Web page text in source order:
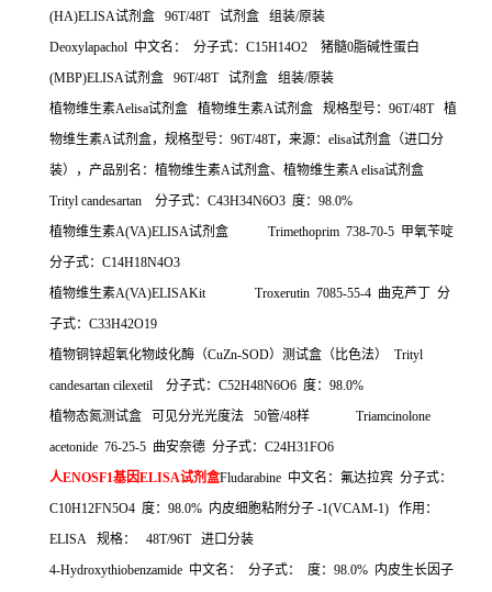
(HA)ELISA试剂盒 96T/48T 试剂盒 组装/原装
Deoxylapachol 中文名： 分子式： C15H14O2 猪髓0脂碱性蛋白
(MBP)ELISA试剂盒 96T/48T 试剂盒 组装/原装
植物维生素Aelisa试剂盒 植物维生素A试剂盒 规格型号： 96T/48T 植
物维生素A试剂盒，规格型号： 96T/48T，来源： elisa试剂盒（进口分
装），产品别名：植物维生素A试剂盒、植物维生素A elisa试剂盒
Trityl candesartan 分子式： C43H34N6O3 度： 98.0%
植物维生素A(VA)ELISA试剂盒 Trimethoprim 738-70-5 甲氧苄啶
分子式： C14H18N4O3
植物维生素A(VA)ELISAKit Troxerutin 7085-55-4 曲克芦丁
分
子式： C33H42O19
植物铜锌超氧化物歧化酶（CuZn-SOD）测试盒（比色法）
Trityl
candesartan cilexetil 分子式： C52H48N6O6 度： 98.0%
植物态氮测试盒
可见分光光度法 50管/48样 Triamcinolone
acetonide 76-25-5 曲安奈德 分子式： C24H31FO6
人ENOSF1基因ELISA试剂盒Fludarabine 中文名：氟达拉宾 分子式：
C10H12FN5O4 度： 98.0% 内皮细胞粘附分子 -1(VCAM-1) 作用：
ELISA 规格： 48T/96T 进口分装
4-Hydroxythiobenzamide 中文名： 分子式： 度： 98.0% 内皮生长因子